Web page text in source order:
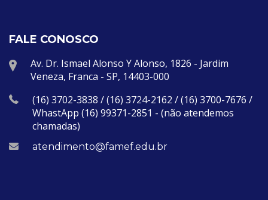
FALE CONOSCO
Av. Dr. Ismael Alonso Y Alonso, 1826 - Jardim
Veneza, Franca - SP, 14403-000
(16) 3702-3838 / (16) 3724-2162 / (16) 3700-7676 /
WhastApp (16) 99371-2851 - (não atendemos
chamadas)
atendimento@famef.edu.br